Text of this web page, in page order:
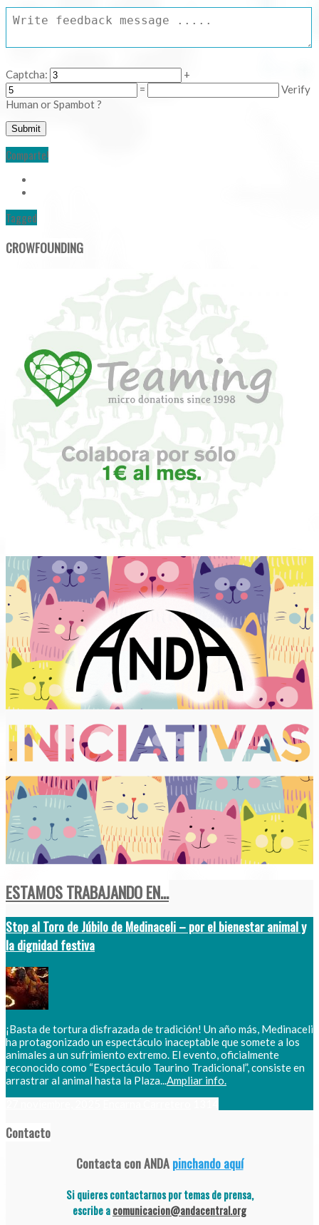
Captcha:
+
=
Verify
Human or Spambot ?
Comparte!
Tagged
CROWFOUNDING
ESTAMOS TRABAJANDO EN...
Stop al Toro de Júbilo de Medinaceli – por el bienestar animal y
la dignidad festiva
¡Basta de tortura disfrazada de tradición! Un año más, Medinaceli
ha protagonizado un espectáculo inaceptable que somete a los
animales a un sufrimiento extremo. El evento, oficialmente
reconocido como “Espectáculo Taurino Tradicional”, consiste en
arrastrar al animal hasta la Plaza...Ampliar info.
Contacto
Contacta con ANDApinchando aquí
Si quieres contactarnos por temas de prensa,
escribe acomunicacion@andacentral.org